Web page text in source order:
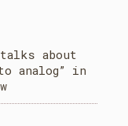
about
analog” in